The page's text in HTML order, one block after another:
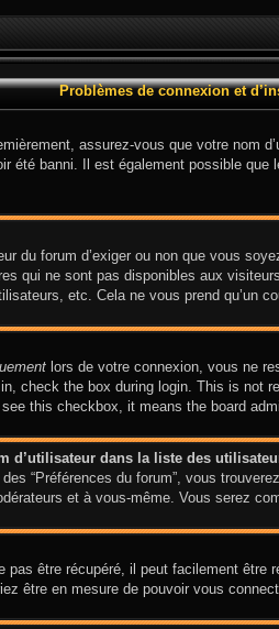
Problèmes de connexion et
assurez-vous que votre nom
été banni. Il est également possible
du forum d’exiger ou non que vous
qui ne sont pas disponibles aux
etc. Cela ne vous prend qu’un
lors de votre connexion, vous ne
check the box during login. This is not
this checkbox, it means the board
d’utilisateur dans la liste des
“Préférences du forum”, vous
et à vous-même. Vous serez
être récupéré, il peut facilement
être en mesure de pouvoir vous